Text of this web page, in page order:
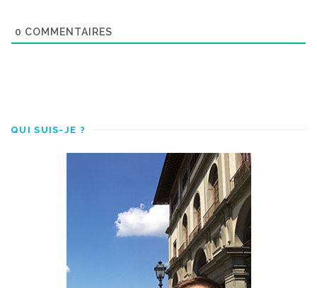
0 COMMENTAIRES
QUI SUIS-JE ?